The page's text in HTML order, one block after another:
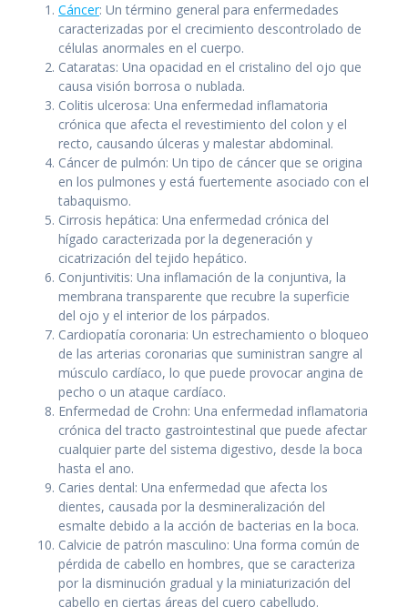
Cáncer: Un término general para enfermedades
caracterizadas por el crecimiento descontrolado de
células anormales en el cuerpo.
Cataratas: Una opacidad en el cristalino del ojo que
causa visión borrosa o nublada.
Colitis ulcerosa: Una enfermedad inflamatoria
crónica que afecta el revestimiento del colon y el
recto, causando úlceras y malestar abdominal.
Cáncer de pulmón: Un tipo de cáncer que se origina
en los pulmones y está fuertemente asociado con el
tabaquismo.
Cirrosis hepática: Una enfermedad crónica del
hígado caracterizada por la degeneración y
cicatrización del tejido hepático.
Conjuntivitis: Una inflamación de la conjuntiva, la
membrana transparente que recubre la superficie
del ojo y el interior de los párpados.
Cardiopatía coronaria: Un estrechamiento o bloqueo
de las arterias coronarias que suministran sangre al
músculo cardíaco, lo que puede provocar angina de
pecho o un ataque cardíaco.
Enfermedad de Crohn: Una enfermedad inflamatoria
crónica del tracto gastrointestinal que puede afectar
cualquier parte del sistema digestivo, desde la boca
hasta el ano.
Caries dental: Una enfermedad que afecta los
dientes, causada por la desmineralización del
esmalte debido a la acción de bacterias en la boca.
Calvicie de patrón masculino: Una forma común de
pérdida de cabello en hombres, que se caracteriza
por la disminución gradual y la miniaturización del
cabello en ciertas áreas del cuero cabelludo.